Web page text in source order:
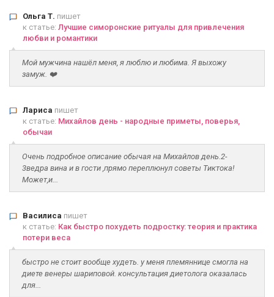
Ольга Т. пишет
к статье: Лучшие симоронские ритуалы для привлечения
любви и романтики
Мой мужчина нашёл меня, я люблю и любима. Я выхожу
замуж. ❤️
Лариса пишет
к статье: Михайлов день - народные приметы, поверья,
обычаи
Очень подробное описание обычая на Михайлов день.2-
3ведра вина и в гости ,прямо переплюнул советы Тиктока!
Может,и...
Василиса пишет
к статье: Как быстро похудеть подростку: теория и практика
потери веса
быстро не стоит вообще худеть. у меня племяннице смогла на
диете венеры шариповой. консультация диетолога оказалась
для...